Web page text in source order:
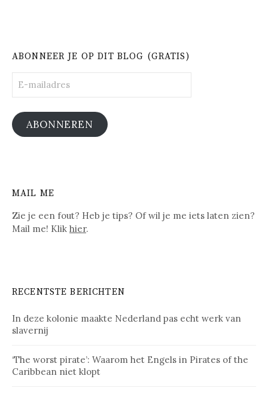
ABONNEER JE OP DIT BLOG (GRATIS)
mailadres
ABONNEREN
MAIL ME
Zie je een fout? Heb je tips? Of wil je me iets laten zien?
Mail me! Klik hier.
RECENTSTE BERICHTEN
In deze kolonie maakte Nederland pas echt werk van
slavernij
‘The worst pirate’: Waarom het Engels in Pirates of the
Caribbean niet klopt